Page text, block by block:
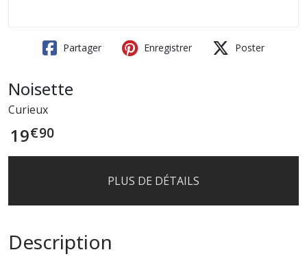
Partager Enregistrer Poster
Noisette
Curieux
19€90
PLUS DE DÉTAILS
Description